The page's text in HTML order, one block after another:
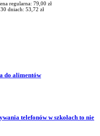
regularna: 79,00 zł
dniach: 53,72 zł
do alimentów
telefonów w szkołach to nie